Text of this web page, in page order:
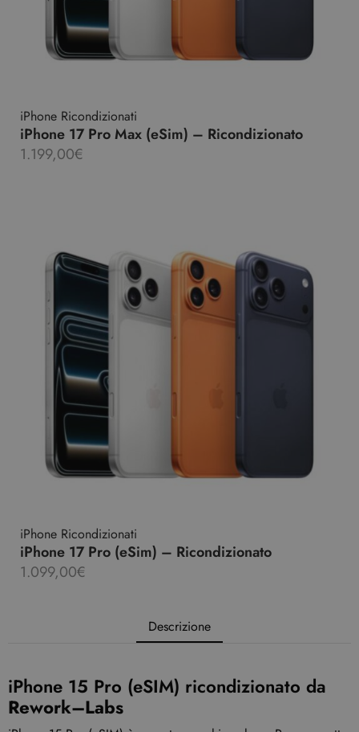
iPhone Ricondizionati
iPhone 17 Pro Max (eSim) – Ricondizionato
1.199,00€
iPhone Ricondizionati
iPhone 17 Pro (eSim) – Ricondizionato
1.099,00€
Descrizione
iPhone 15 Pro (eSIM) ricondizionato da
Rework–Labs